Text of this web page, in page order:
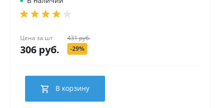
Цена за шт
306 руб.
431 руб.
-29%
В корзину